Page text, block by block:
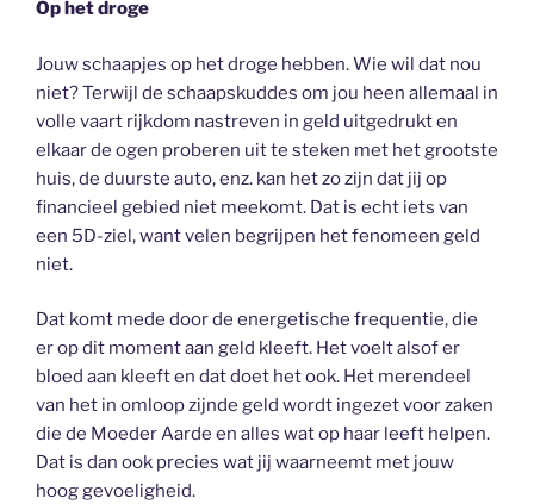
Op het droge
Jouw schaapjes op het droge hebben. Wie wil dat nou
niet? Terwijl de schaapskuddes om jou heen allemaal in
volle vaart rijkdom nastreven in geld uitgedrukt en
elkaar de ogen proberen uit te steken met het grootste
huis, de duurste auto, enz. kan het zo zijn dat jij op
financieel gebied niet meekomt. Dat is echt iets van
een 5D-ziel, want velen begrijpen het fenomeen geld
niet.
Dat komt mede door de energetische frequentie, die
er op dit moment aan geld kleeft. Het voelt alsof er
bloed aan kleeft en dat doet het ook. Het merendeel
van het in omloop zijnde geld wordt ingezet voor zaken
die de Moeder Aarde en alles wat op haar leeft helpen.
Dat is dan ook precies wat jij waarneemt met jouw
hoog gevoeligheid.